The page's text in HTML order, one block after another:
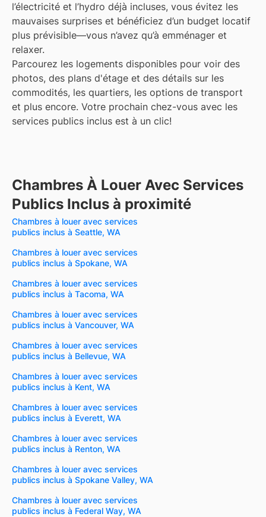
l’électricité et l’hydro déjà incluses, vous évitez les
mauvaises surprises et bénéficiez d’un budget locatif
plus prévisible—vous n’avez qu’à emménager et
relaxer.
Parcourez les logements disponibles pour voir des
photos, des plans d'étage et des détails sur les
commodités, les quartiers, les options de transport
et plus encore. Votre prochain chez-vous avec les
services publics inclus est à un clic!
Chambres À Louer Avec Services
Publics Inclus à proximité
Chambres à louer avec services
publics inclus à Seattle, WA
Chambres à louer avec services
publics inclus à Spokane, WA
Chambres à louer avec services
publics inclus à Tacoma, WA
Chambres à louer avec services
publics inclus à Vancouver, WA
Chambres à louer avec services
publics inclus à Bellevue, WA
Chambres à louer avec services
publics inclus à Kent, WA
Chambres à louer avec services
publics inclus à Everett, WA
Chambres à louer avec services
publics inclus à Renton, WA
Chambres à louer avec services
publics inclus à Spokane Valley, WA
Chambres à louer avec services
publics inclus à Federal Way, WA